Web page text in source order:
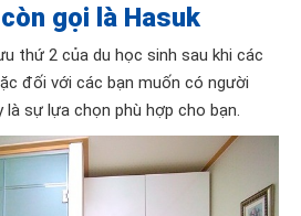
gọi là Hasuk
thứ 2 của du học sinh sau khi các
đối với các bạn muốn có người
sự lựa chọn phù hợp cho bạn.